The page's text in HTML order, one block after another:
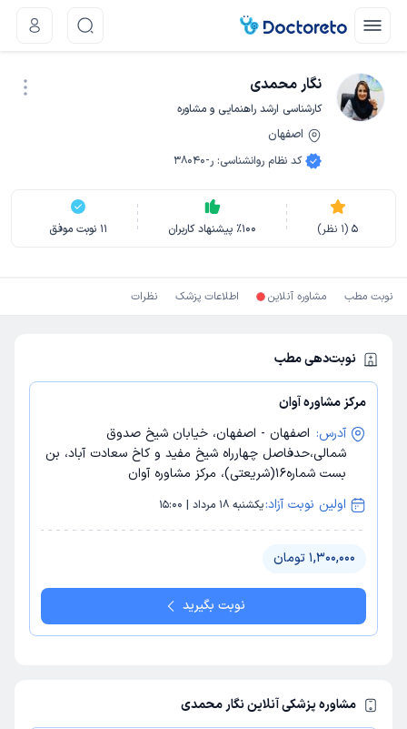
نگار محمدی
کارشناسی ارشد راهنمایی و مشاوره
اصفهان
کد نظام روانشناسی: ر-38040
5
(
1 نظر) ٪100 پیشنهاد کاربران 11 نوبت موفق
نوبت مطب مشاوره آنلاین اطلاعات پزشک نظرات
نوبت‌دهی مطب
مرکز مشاوره آوان
آدرس: اصفهان - اصفهان، خیابان شیخ صدوق
شمالی،حدفاصل چهارراه شیخ مفید و کاخ سعادت آباد، بن
بست شماره16(شریعتی)، مرکز مشاوره آوان
اولین نوبت آزاد:یکشنبه 18 مرداد | 15:00
نوبت بگیرید
1,300,000 تومان
مشاوره پزشکی آنلاین نگار محمدی